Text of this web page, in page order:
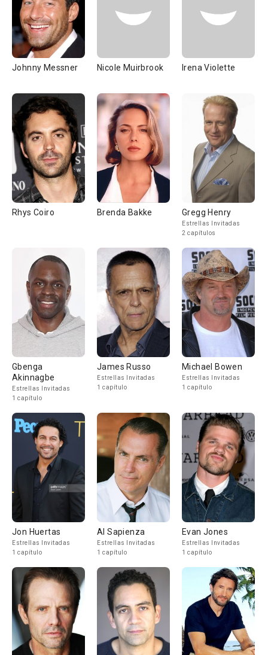
Johnny Messner Nicole Muirbrook Irena Violette
Rhys Coiro Brenda Bakke Gregg Henry
Estrellas Invitadas
2 capítulos
Gbenga
Akinnagbe
Estrellas Invitadas
1 capítulo
James Russo
Estrellas Invitadas
1 capítulo
Michael Bowen
Estrellas Invitadas
1 capítulo
Jon Huertas
Estrellas Invitadas
1 capítulo
Al Sapienza
Estrellas Invitadas
1 capítulo
Evan Jones
Estrellas Invitadas
1 capítulo